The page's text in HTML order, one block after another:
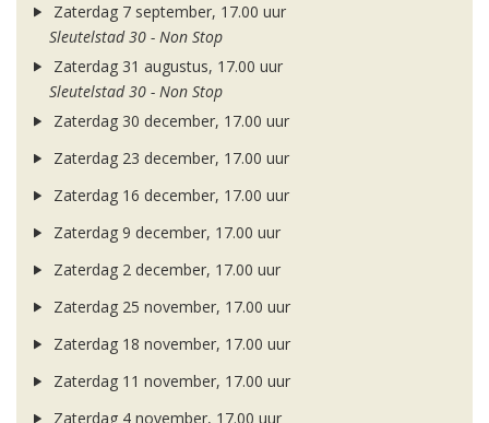
Zaterdag 7 september, 17.00 uur
Sleutelstad 30 - Non Stop
Zaterdag 31 augustus, 17.00 uur
Sleutelstad 30 - Non Stop
Zaterdag 30 december, 17.00 uur
Zaterdag 23 december, 17.00 uur
Zaterdag 16 december, 17.00 uur
Zaterdag 9 december, 17.00 uur
Zaterdag 2 december, 17.00 uur
Zaterdag 25 november, 17.00 uur
Zaterdag 18 november, 17.00 uur
Zaterdag 11 november, 17.00 uur
Zaterdag 4 november, 17.00 uur